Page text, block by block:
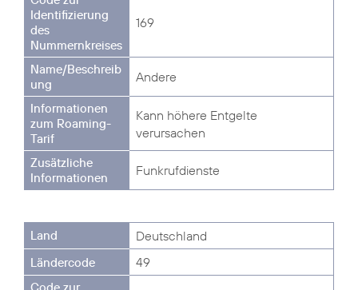
169
Andere
Kann höhere Entgelte
verursachen
Funkrufdienste
Deutschland
49